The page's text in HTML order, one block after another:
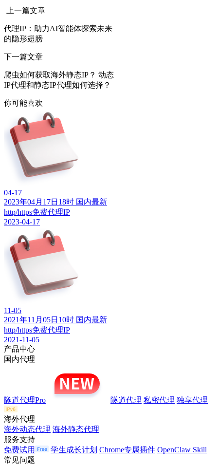
上一篇文章
代理IP：助力AI智能体探索未来
的隐形翅膀
下一篇文章
爬虫如何获取海外静态IP？ 动态
IP代理和静态IP代理如何选择？
你可能喜欢
04-17
2023年04月17日18时 国内最新
http/https免费代理IP
2023-04-17
11-05
2021年11月05日10时 国内最新
http/https免费代理IP
2021-11-05
产品中心
国内代理
隧道代理Pro 隧道代理 私密代理 独享代理
海外代理
海外动态代理 海外静态代理
服务支持
免费试用
学生成长计划 Chrome专属插件 OpenClaw Skill
常见问题